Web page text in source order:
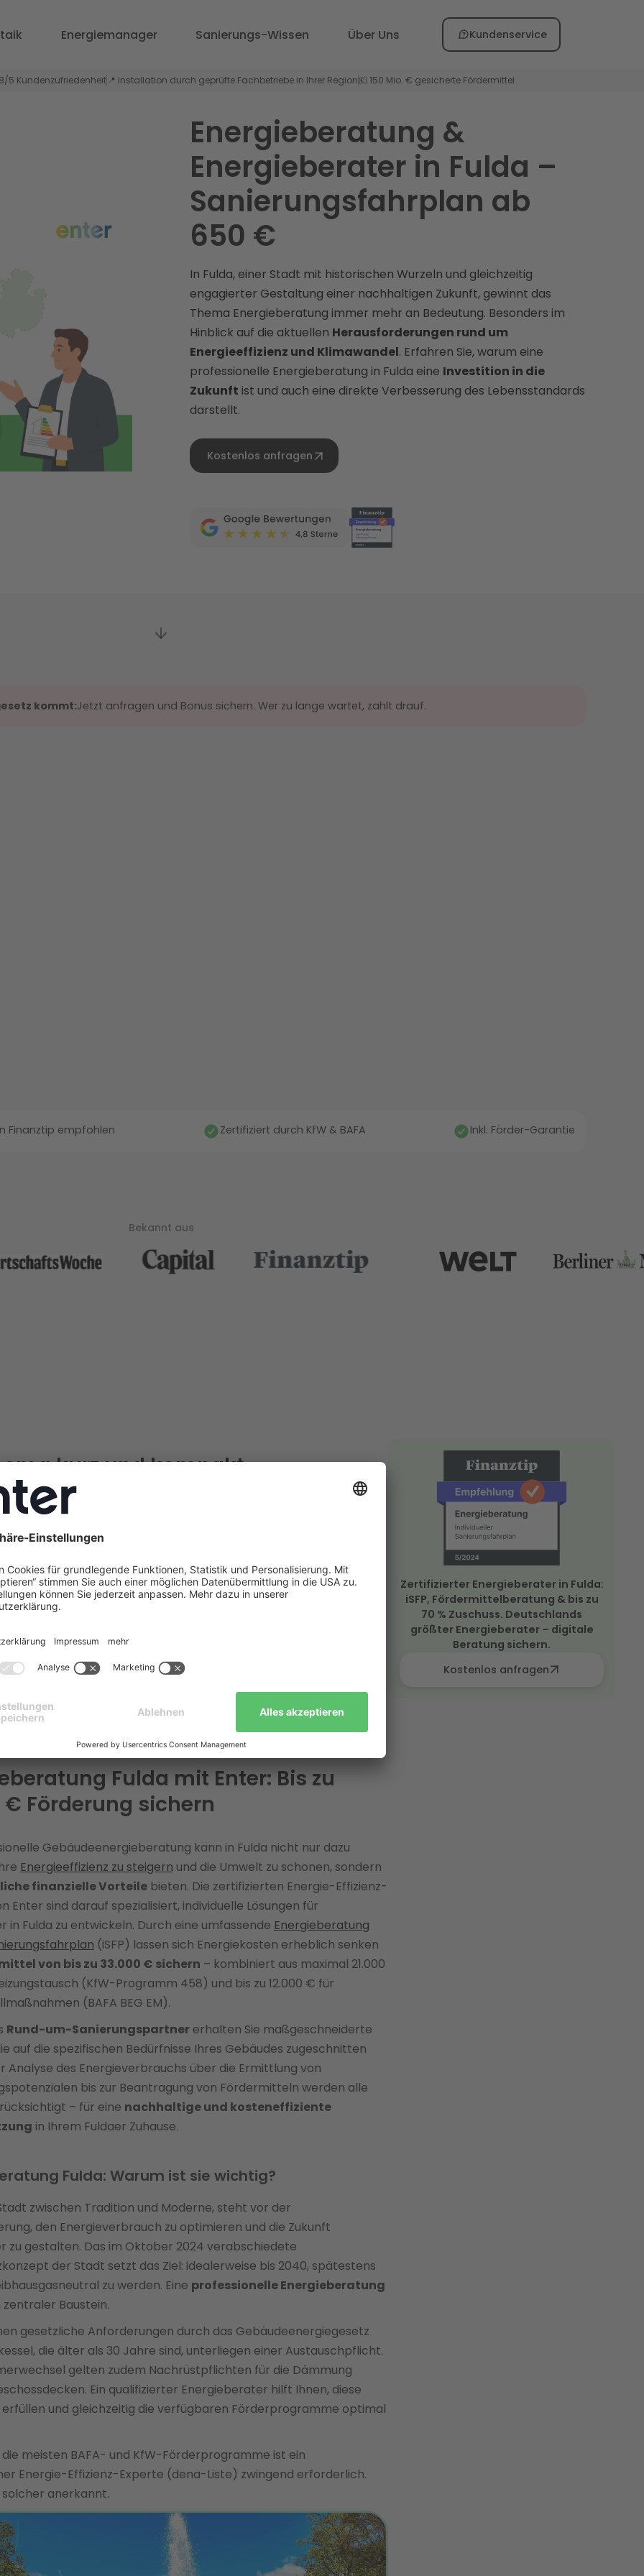
Energiemanager Sanierungs-Wissen Über Uns Kundenservice
5 Kundenzufriedenheit 📍 Installation durch geprüfte Fachbetriebe in Ihrer Region💶 150 Mio. € gesicherte Fördermittel
Energieberatung &
Energieberater in Fulda –
Sanierungsfahrplan ab
650 €
In Fulda, einer Stadt mit historischen Wurzeln und gleichzeitig
engagierter Gestaltung einer nachhaltigen Zukunft, gewinnt das
Thema Energieberatung immer mehr an Bedeutung. Besonders im
Hinblick auf die aktuellen Herausforderungen rund um
Energieeffizienz und Klimawandel. Erfahren Sie, warum eine
professionelle Energieberatung in Fulda eine Investition in die
Zukunft ist und auch eine direkte Verbesserung des Lebensstandards
darstellt.
Kostenlos anfragen
kommt:Jetzt anfragen und Bonus sichern. Wer zu lange wartet, zahlt drauf.
Finanztip empfohlen Zertifiziert durch KfW & BAFA Inkl. Förder-Garantie
Bekannt aus
kurz und kompakt
in Fulda können mit einem individuellen Sanierungsfahrplan
– für Heizungstausch, Dämmung und weitere Effizienzmaßnahmen.
einen umfassenden Sanierungsservice – vom iSFP über die
bis zur energetischen Baubegleitung. Eine
energetische Sanierung kann die Energiekosten eines
Energie-Effizienz-Experte begleitet Enter Hausbesitzer in
der
energetischen Sanierung– von der ersten
bis zur Umsetzung. Das senkt Betriebskosten
und steigert den Immobilienwert.
Fulda mit Enter: Bis zu
€ Förderung sichern
Gebäudeenergieberatung kann in Fulda nicht nur dazu
Energieeffizienz zu steigern und die Umwelt zu schonen, sondern
finanzielle Vorteile bieten. Die zertifizierten Energie-Effizienz-
Enter sind darauf spezialisiert, individuelle Lösungen für
in Fulda zu entwickeln. Durch eine umfassende Energieberatung
(iSFP) lassen sich Energiekosten erheblich senken
von bis zu 33.000 € sichern – kombiniert aus maximal 21.000
(KfW-Programm 458) und bis zu 12.000 € für
(BAFA BEG EM).
Rund-um-Sanierungspartner erhalten Sie maßgeschneiderte
auf die spezifischen Bedürfnisse Ihres Gebäudes zugeschnitten
Analyse des Energieverbrauchs über die Ermittlung von
bis zur Beantragung von Fördermitteln werden alle
– für eine nachhaltige und kosteneffiziente
in Ihrem Fuldaer Zuhause.
Fulda: Warum ist sie wichtig?
zwischen Tradition und Moderne, steht vor der
den Energieverbrauch zu optimieren und die Zukunft
zu gestalten. Das im Oktober 2024 verabschiedete
der Stadt setzt das Ziel: idealerweise bis 2040, spätestens
zu werden. Eine professionelle Energieberatung
zentraler Baustein.
gesetzliche Anforderungen durch das Gebäudeenergiegesetz
die älter als 30 Jahre sind, unterliegen einer Austauschpflicht.
gelten zudem Nachrüstpflichten für die Dämmung
Ein qualifizierter Energieberater hilft Ihnen, diese
erfüllen und gleichzeitig die verfügbaren Förderprogramme optimal
die meisten BAFA- und KfW-Förderprogramme ist ein
Energie-Effizienz-Experte (dena-Liste) zwingend erforderlich.
solcher anerkannt.
Zertifizierter Energieberater in Fulda:
iSFP, Fördermittelberatung & bis zu
70 % Zuschuss. Deutschlands
größter Energieberater – digitale
Beratung sichern.
Kostenlos anfragen